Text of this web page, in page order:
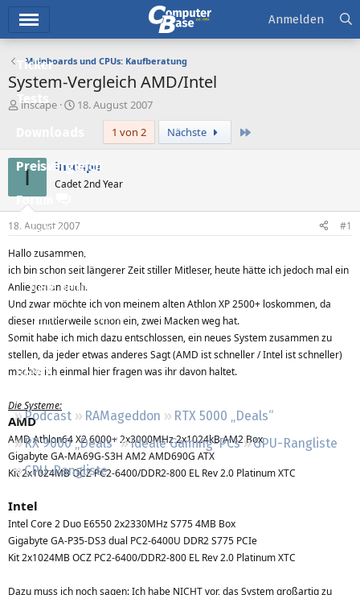
Ticker
Tests
Preisvergleich
Forum
Aktuelles
Empfohlene Inhalte
Neue Beiträge
Neueste Aktivitäten
Leserartikel
Regeln
Podcast RAMageddon
RTX 5000 „Deals“
RX 9000 „Deals“
Ideale Gaming-PCs
GPU-Rangliste
CPU-Rangliste
Anmelden
Mainboards und CPUs: Kaufberatung
System-Vergleich AMD/Intel
E
e
e
inscape
E
e
l
a
m
18. August 2007
1 von 2
Nächste
I inscape
Cadet 2nd Year
18. August 2007
#1
Hallo zusammen,
ich bin schon seit längerer Zeit stiller Mitleser, heute hätte ich jedoch mal ein
Anliegen an euch.
Und zwar möchte ich von meinem alten Athlon XP 2500+ loskommen, da
dieser mittlerweile schon ein, zwei Macken weg hat.
Somit habe ich mich dazu entschlossen, ein neues System zusammen zu
stellen, da jeder etwas anderes Sagt (AMD ist schneller / Intel ist schneller)
möchte ich einmal hier fragen was ihr davon haltet.
Die Systeme:
AMD
AMD Athlon64 X2 6000+ 2x3000MHz 2x1024kB AM2 Box
Gigabyte GA-MA69G-S3H AM2 AMD690G ATX
Kit 2x1024MB OCZ PC2-6400/DDR2-800 EL Rev 2.0 Platinum XTC
Intel
Intel Core 2 Duo E6550 2x2330MHz S775 4MB Box
Gigabyte GA-P35-DS3 dual PC2-6400U DDR2 S775 PCIe
Kit 2x1024MB OCZ PC2-6400/DDR2-800 EL Rev 2.0 Platinum XTC
Dazu muss ich noch sagen: Ich habe NICHTvor, das System großartig zu